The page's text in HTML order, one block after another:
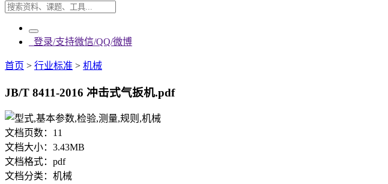
登录/支持微信/QQ/微博
首页 > 行业标准 > 机械
JB/T 8411-2016 冲击式气扳机.pdf
文档页数： 11
文档大小： 3.43MB
文档格式： pdf
文档分类： 机械